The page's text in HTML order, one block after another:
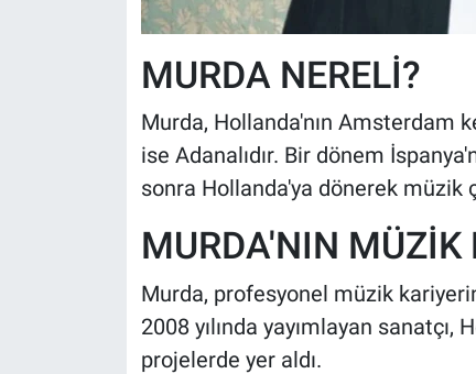
MURDA NERELİ?
Murda, Hollanda'nın Amsterdam
ise Adanalıdır. Bir dönem
sonra Hollanda'ya dönerek müzik
MURDA'NIN MÜZİK
Murda, profesyonel müzik
2008 yılında yayımlayan
projelerde yer aldı.